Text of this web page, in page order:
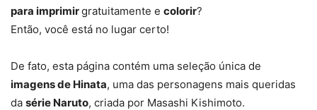
para imprimirgratuitamente e colorir?
Então, você está no lugar certo!
De fato, esta página contém uma seleção única de
imagens de Hinata, uma das personagens mais queridas
da série Naruto, criada por Masashi Kishimoto.